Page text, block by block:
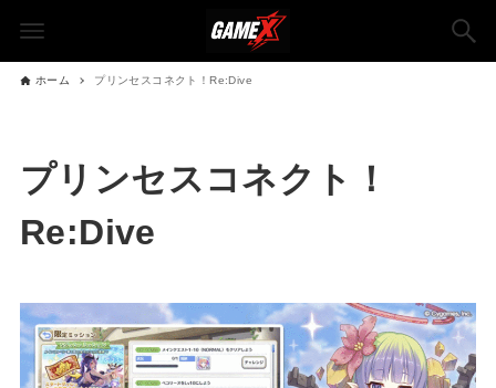
ホーム プリンセスコネクト！Re:Dive
プリンセスコネクト！
Re:Dive